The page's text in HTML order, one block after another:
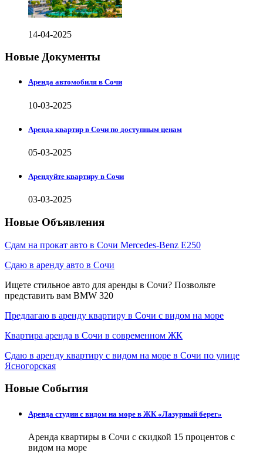
14-04-2025
Новые Документы
Аренда автомобиля в Сочи
10-03-2025
Аренда квартир в Сочи по доступным ценам
05-03-2025
Арендуйте квартиру в Сочи
03-03-2025
Новые Объявления
Сдам на прокат авто в Сочи Mercedes-Benz E250
Сдаю в аренду авто в Сочи
Ищете стильное авто для аренды в Сочи? Позвольте
представить вам BMW 320
Предлагаю в аренду квартиру в Сочи с видом на море
Квартира аренда в Сочи в современном ЖК
Сдаю в аренду квартиру с видом на море в Сочи по улице
Ясногорская
Новые События
Аренда студии с видом на море в ЖК «Лазурный берег»
Аренда квартиры в Сочи с скидкой 15 процентов с
видом на море